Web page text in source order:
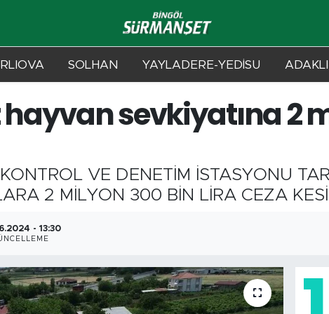
SOLHAN YAYLADERE-YEDİSU
hayvan sevkiyatına 2
VE DENETİM İSTASYONU
2 MİLYON 300 BİN LİRA CEZA
- 13:30